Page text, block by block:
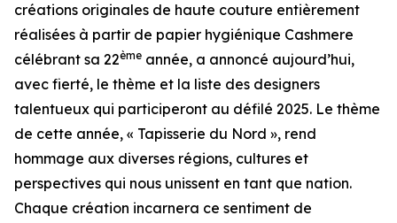
créations originales de haute couture entièrement
réalisées à partir de papier hygiénique Cashmere
célébrant sa 22ème année, a annoncé aujourd’hui,
avec fierté, le thème et la liste des designers
talentueux qui participeront au défilé 2025. Le thème
de cette année, « Tapisserie du Nord », rend
hommage aux diverses régions, cultures et
perspectives qui nous unissent en tant que nation.
Chaque création incarnera ce sentiment de